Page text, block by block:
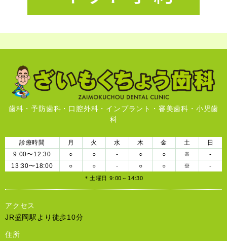
歯科・予防歯科・口腔外科・インプラント・審美歯科・小児歯
科
診療時間 月 火 水 木 金 土
日
9:00〜12:30
○ ○ - ○ ○ ※
-
13:30〜18:00
○ ○ - ○ ○ ※ -
＊土曜日 9:00～14:30
アクセス
JR盛岡駅より徒歩10分
住所